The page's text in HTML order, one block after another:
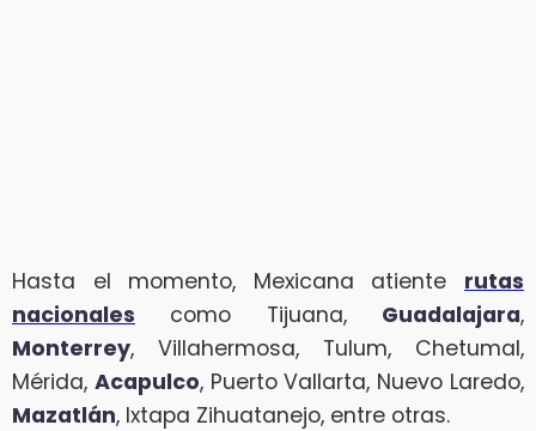
Hasta el momento, Mexicana atiente rutas
nacionales como Tijuana, Guadalajara,
Monterrey, Villahermosa, Tulum, Chetumal,
Mérida, Acapulco, Puerto Vallarta, Nuevo Laredo,
Mazatlán, Ixtapa Zihuatanejo, entre otras.